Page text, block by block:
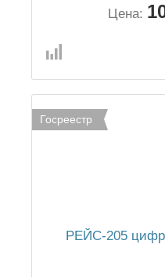
Цена:
Госреестр
РЕЙС-205